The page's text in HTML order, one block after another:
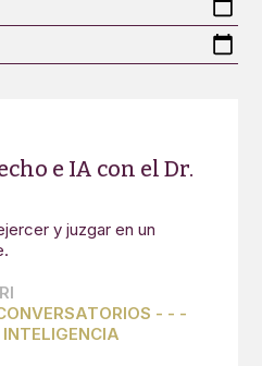
e IA con el Dr.
y juzgar en un
- - -
INTELIGENCIA